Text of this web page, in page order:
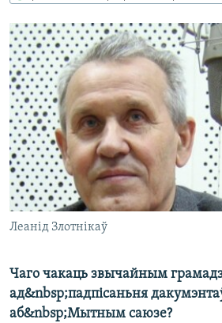
КУЛЬТУРА
КАЛЯНДАР
МОВА
НА ХВАЛЯХ СВАБОДЫ
Леанід Злотнікаў
Чаго чакаць звычайным
ад&nbsp;падпісаньня
аб&nbsp;Мытным саюзе?